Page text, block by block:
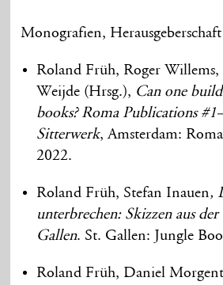
Monografien, Herausgeberschaft
Roland Früh, Roger
Weijde (Hrsg.), Can one
books? Roma Publications
Sitterwerk, Amsterdam:
2022.
Roland Früh, Stefan Inauen,
unterbrechen: Skizzen aus der
Gallen. St. Gallen: Jungle
Roland Früh, Daniel